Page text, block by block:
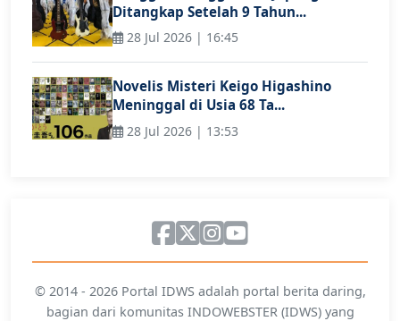
Ditangkap Setelah 9 Tahun...
28 Jul 2026 | 16:45
Novelis Misteri Keigo Higashino
Meninggal di Usia 68 Ta...
28 Jul 2026 | 13:53
© 2014 - 2026 Portal IDWS adalah portal berita daring,
bagian dari komunitas INDOWEBSTER (IDWS) yang